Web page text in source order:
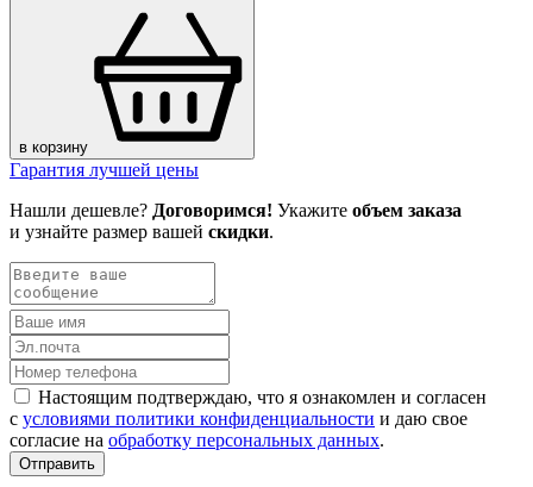
в корзину
Гарантия лучшей цены
Нашли дешевле? Договоримся! Укажите объем заказа
и узнайте размер вашей скидки.
Настоящим подтверждаю, что я ознакомлен и согласен
с условиями политики конфиденциальности и даю свое
согласие на обработку персональных данных.
Отправить